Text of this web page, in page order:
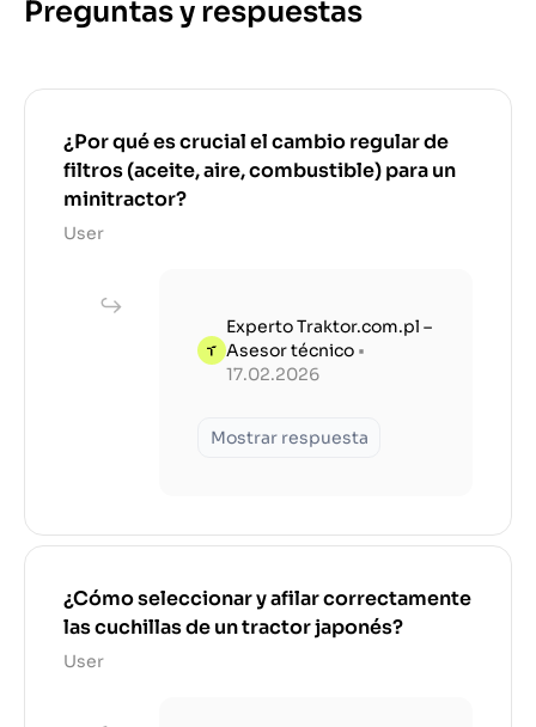
Preguntas y respuestas
¿Por qué es crucial el cambio regular de
filtros (aceite, aire, combustible) para un
minitractor?
User
Experto Traktor.com.pl –
Asesor técnico •
17.02.2026
Mostrar respuesta
¿Cómo seleccionar y afilar correctamente
las cuchillas de un tractor japonés?
User